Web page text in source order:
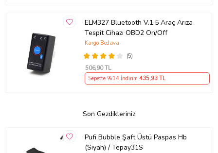
ELM327 Bluetooth V.1.5 Araç Arıza
Tespit Cihazı OBD2 On/Off
(5)
Kargo Bedava
506,90 TL
Sepette %14 İndirim 435,93 TL
Son Gezdikleriniz
Pufi Bubble Şaft Üstü Paspas Hb
(Siyah) / Tepay31S